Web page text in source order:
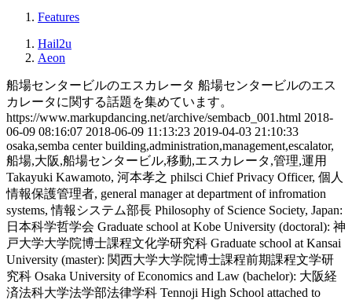
Features
Hail2u
Aeon
船場センタービルのエスカレータ 船場センタービルのエス
カレータに関する話題を集めています。
https://www.markupdancing.net/archive/sembacb_001.html 2018-
06-09 08:16:07 2018-06-09 11:13:23 2019-04-03 21:10:33
osaka,semba center building,administration,management,escalator,
船場,大阪,船場センタービル,移動,エスカレータ,管理,運用
Takayuki Kawamoto, 河本孝之 philsci Chief Privacy Officer, 個人
情報保護管理者, general manager at department of infromation
systems, 情報システム部長 Philosophy of Science Society, Japan:
日本科学哲学会 Graduate school at Kobe University (doctoral): 神
戸大学大学院博士課程文化学研究科 Graduate school at Kansai
University (master): 関西大学大学院博士課程前期課程文学研
究科 Osaka University of Economics and Law (bachelor): 大阪経
済法科大学法学部法律学科 Tennoji High School attached to